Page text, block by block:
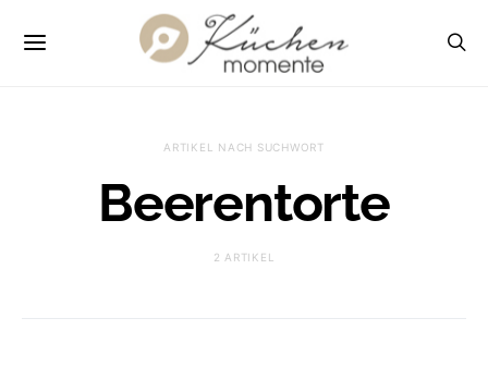
ARTIKEL NACH SUCHWORT
Beerentorte
2 ARTIKEL